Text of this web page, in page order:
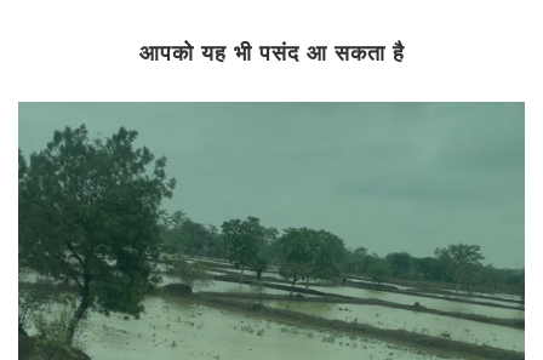
आपको यह भी पसंद आ सकता है